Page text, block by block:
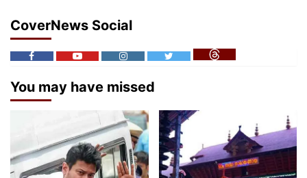
CoverNews Social
You may have missed